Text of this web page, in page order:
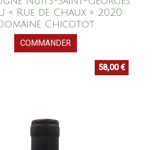
« Rue de Chaux » 2020
Chicotot
COMMANDER
58,00€